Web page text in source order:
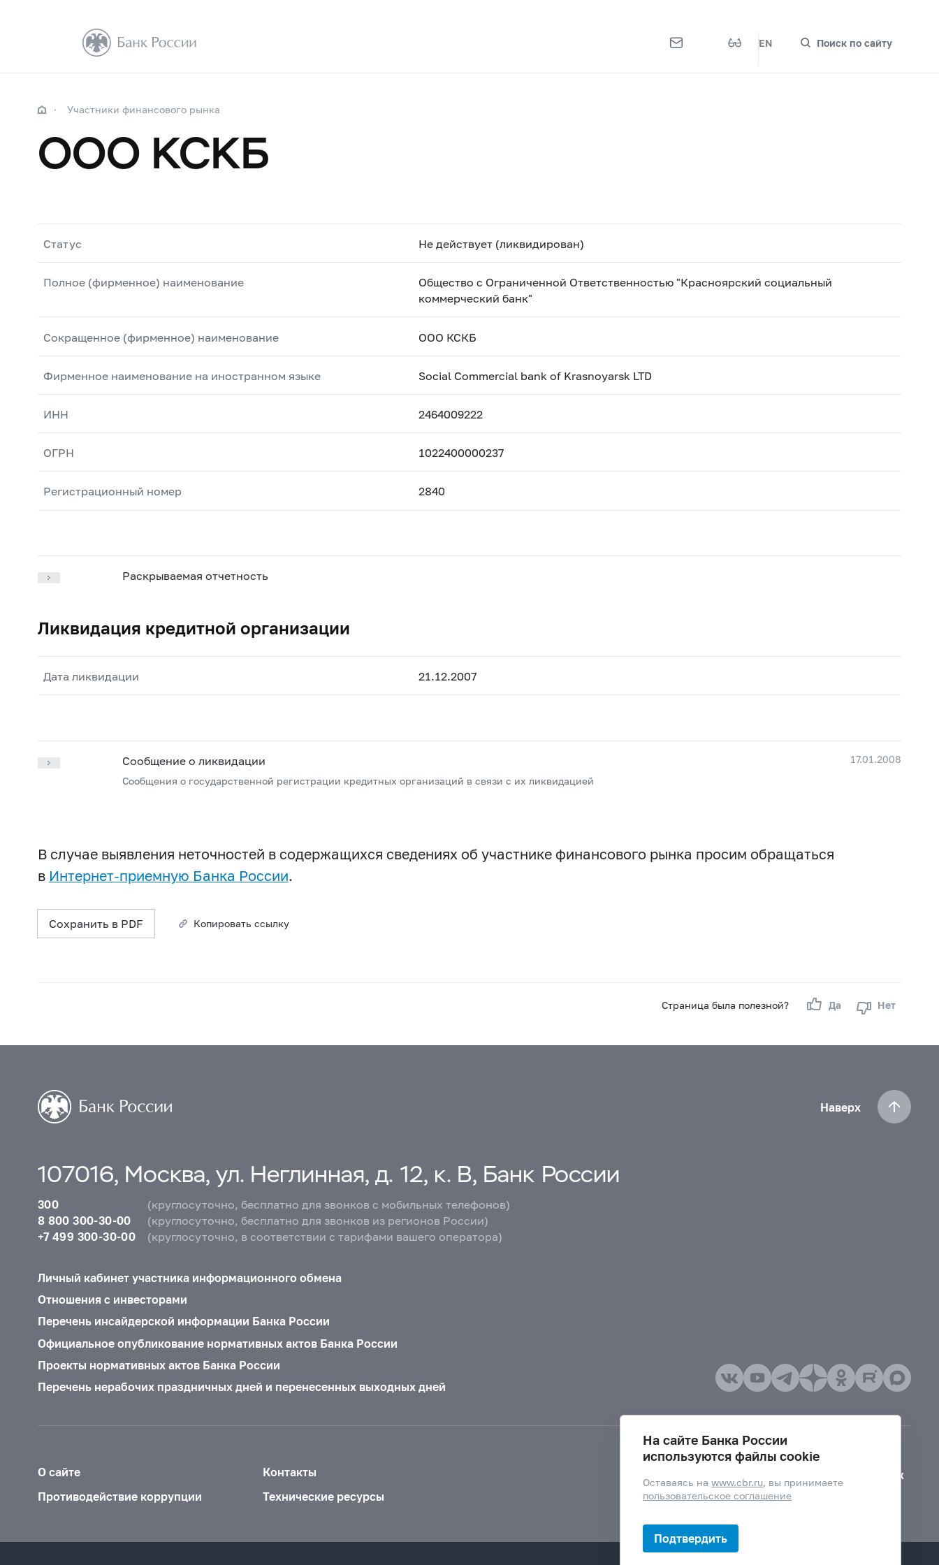
EN Поиск по сайту
Участники финансового рынка
ООО КСКБ
Статус Не действует (ликвидирован)
Полное (фирменное) наименование
Общество с Ограниченной Ответственностью "Красноярский социальный
коммерческий банк"
Сокращенное (фирменное) наименование ООО КСКБ
Фирменное наименование на иностранном языке Social Commercial bank of Krasnoyarsk LTD
ИНН 2464009222
ОГРН 1022400000237
Регистрационный номер 2840
Раскрываемая отчетность
Ликвидация кредитной организации
Дата ликвидации 21.12.2007
17.01.2008
Сообщение о ликвидации
Сообщения о государственной регистрации кредитных организаций в связи с их ликвидацией
В случае выявления неточностей в содержащихся сведениях об участнике финансового рынка просим обращаться
в Интернет-приемную Банка России.
Сохранить в PDF Копировать ссылку
Страница была полезной? Да Нет
Наверх
107016, Москва, ул. Неглинная, д. 12, к. В, Банк России
300
(круглосуточно, бесплатно для звонков с мобильных телефонов)
8 800 300-30-00
(круглосуточно, бесплатно для звонков из регионов России)
+7 499 300-30-00
(круглосуточно, в соответствии с тарифами вашего оператора)
Личный кабинет участника информационного обмена
Отношения с инвесторами
Перечень инсайдерской информации Банка России
Официальное опубликование нормативных актов Банка России
Проекты нормативных актов Банка России
Перечень нерабочих праздничных дней и перенесенных выходных дней
О сайте
Контакты
Противодействие коррупции
Технические ресурсы
Версия для слабовидящих
На сайте Банка России
используются файлы cookie
Оставаясь наwww.cbr.ru, вы принимаете
пользовательское соглашение
Подтвердить